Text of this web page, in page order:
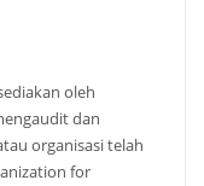
oleh
dan
organisasi telah
for